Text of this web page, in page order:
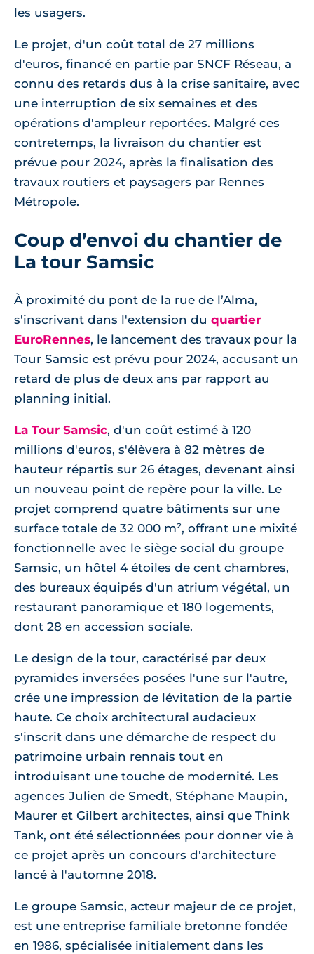
les usagers.
Le projet, d'un coût total de 27 millions
d'euros, financé en partie par SNCF Réseau, a
connu des retards dus à la crise sanitaire, avec
une interruption de six semaines et des
opérations d'ampleur reportées. Malgré ces
contretemps, la livraison du chantier est
prévue pour 2024, après la finalisation des
travaux routiers et paysagers par Rennes
Métropole.
Coup d’envoi du chantier de
La tour Samsic
À proximité du pont de la rue de l’Alma,
s'inscrivant dans l'extension du quartier
EuroRennes, le lancement des travaux pour la
Tour Samsic est prévu pour 2024, accusant un
retard de plus de deux ans par rapport au
planning initial.
La Tour Samsic, d'un coût estimé à 120
millions d'euros, s'élèvera à 82 mètres de
hauteur répartis sur 26 étages, devenant ainsi
un nouveau point de repère pour la ville. Le
projet comprend quatre bâtiments sur une
surface totale de 32 000 m², offrant une mixité
fonctionnelle avec le siège social du groupe
Samsic, un hôtel 4 étoiles de cent chambres,
des bureaux équipés d'un atrium végétal, un
restaurant panoramique et 180 logements,
dont 28 en accession sociale.
Le design de la tour, caractérisé par deux
pyramides inversées posées l'une sur l'autre,
crée une impression de lévitation de la partie
haute. Ce choix architectural audacieux
s'inscrit dans une démarche de respect du
patrimoine urbain rennais tout en
introduisant une touche de modernité. Les
agences Julien de Smedt, Stéphane Maupin,
Maurer et Gilbert architectes, ainsi que Think
Tank, ont été sélectionnées pour donner vie à
ce projet après un concours d'architecture
lancé à l'automne 2018.
Le groupe Samsic, acteur majeur de ce projet,
est une entreprise familiale bretonne fondée
en 1986, spécialisée initialement dans les